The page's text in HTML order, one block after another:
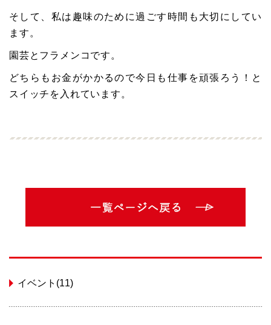
そして、私は趣味のために過ごす時間も大切にしてい
ます。
園芸とフラメンコです。
どちらもお金がかかるので今日も仕事を頑張ろう！と
スイッチを入れています。
イベント(11)